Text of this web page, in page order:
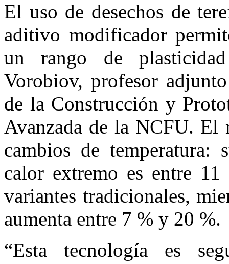
El uso de desechos de
aditivo modificador
un rango de
Vorobiov, profesor
de la Construcción y
Avanzada de la NCFU. El
cambios de temperatura:
calor extremo es entre
variantes tradicionales,
aumenta entre 7 % y 20 %.
“Esta tecnología es